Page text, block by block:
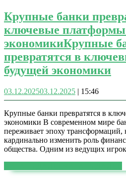
Крупные банки
ключевые платформы
экономикиКрупные
превратятся в
будущей экономики
03.12.202503.12.2025 | 15:46
Крупные банки превратятся в
экономики В современном мире
переживает эпоху трансформаций,
кардинально изменить роль
общества. Одним из ведущих